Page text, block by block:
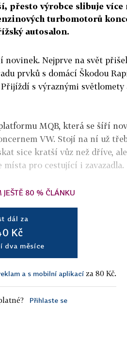
přesto výrobce slibuje více
turbomotorů
autosalon.
novinek. Nejprve na svět
prvků s domácí Škodou
s výraznými světlomety
MQB, která se šíří
VW. Stojí na ní už
sice kratší vůz než dříve,
pro cestující i zavazadla.
JEŠTĚ 80 % ČLÁNKU
dál za
Kč
dva měsíce
a s mobilní aplikací za 80 Kč.
Přihlaste se